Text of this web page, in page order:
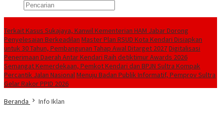
‎Terkait Kasus Sukajaya, Kanwil Kementerian HAM Jabar ‎Dorong
Penyelesaian Berkeadilan Master Plan RSUD Kota Kendari Disiapkan
untuk 30 Tahun, Pembangunan Tahap Awal Ditarget 2027Digitalisasi
Penerimaan Daerah Antar Kendari Raih detiktimur Awards 2026
Semangat Kemerdekaan, Pemkot Kendari dan BPJN Sultra Kompak
Percantik Jalan NasionalMenuju Badan Publik Informatif, Pemprov Sultra
Gelar Rakor PPID 2026
Beranda
Info Iklan